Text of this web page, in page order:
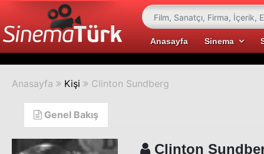
Anasayfa Sinema
Anasayfa Kişi Clinton Sundberg
Genel Bakış
Clinton